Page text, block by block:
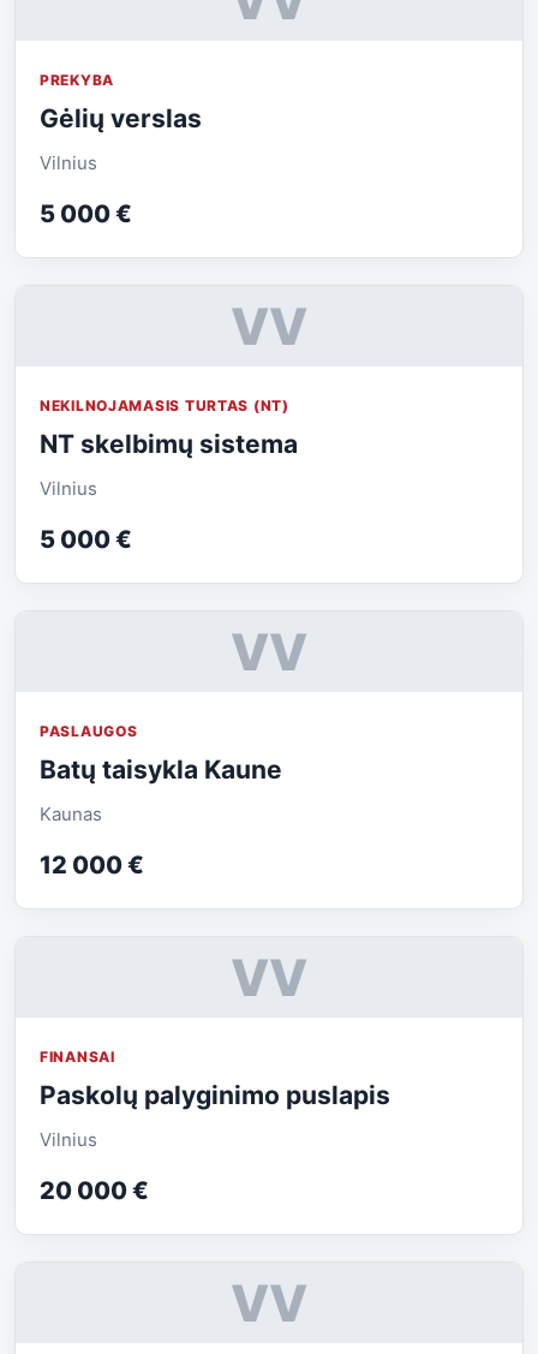
PREKYBA
Gėlių verslas
Vilnius
5 000 €
VV
NEKILNOJAMASIS TURTAS (NT)
NT skelbimų sistema
Vilnius
5 000 €
VV
PASLAUGOS
Batų taisykla Kaune
Kaunas
12 000 €
VV
FINANSAI
Paskolų palyginimo puslapis
Vilnius
20 000 €
VV